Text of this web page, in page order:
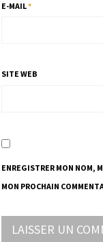
E-MAIL*
SITE WEB
ENREGISTRER MON NOM,
MON PROCHAIN